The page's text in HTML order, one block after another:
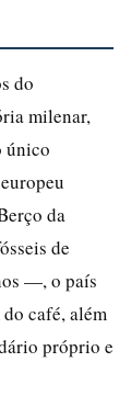
do
milenar,
único
da
de
—, o país
café, além
próprio e